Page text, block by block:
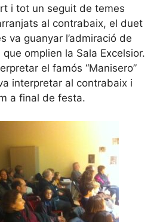
i tot un seguit de temes
al contrabaix, el duet
va guanyar l’admiració de
omplien la Sala Excelsior.
el famós “Manisero”
interpretar al contrabaix i
a final de festa.